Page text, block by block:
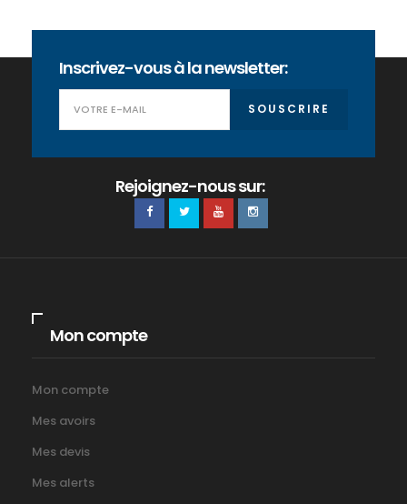
Inscrivez-vous à la newsletter:
SOUSCRIRE
Rejoignez-nous sur:
Mon compte
Mon compte
Mes avoirs
Mes devis
Mes alerts